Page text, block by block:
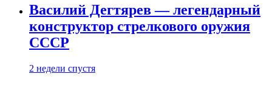
Василий Дегтярев — легендарный
конструктор стрелкового оружия
СССР
2 недели спустя